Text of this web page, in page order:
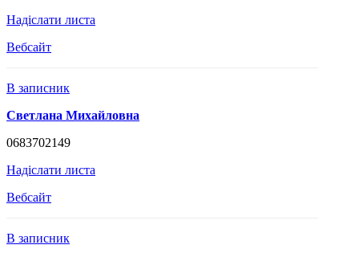
Надіслати листа
Вебсайт
В записник
Светлана Михайловна
0683702149
Надіслати листа
Вебсайт
В записник